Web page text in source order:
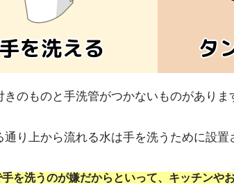
のものと手洗管がつかないものがありま
り上から流れる水は手を洗うために設置
手を洗うのが嫌だからといって、キッチンや